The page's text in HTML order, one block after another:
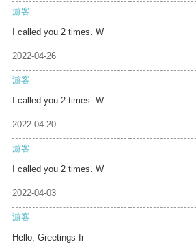
游客
I called you 2 times. W
2022-04-26
游客
I called you 2 times. W
2022-04-20
游客
I called you 2 times. W
2022-04-03
游客
Hello, Greetings fr